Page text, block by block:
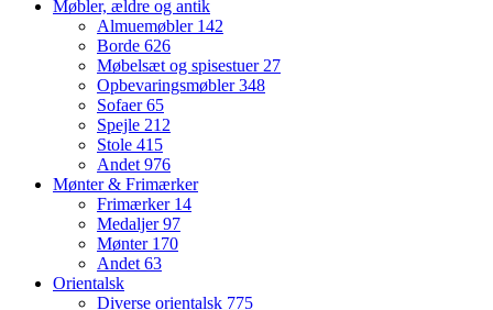
Møbler, ældre og antik
Almuemøbler 142
Borde 626
Møbelsæt og spisestuer27
Opbevaringsmøbler348
Sofaer65
Spejle 212
Stole 415
Andet976
Mønter & Frimærker
Frimærker 14
Medaljer97
Mønter 170
Andet63
Orientalsk
Diverse orientalsk 775